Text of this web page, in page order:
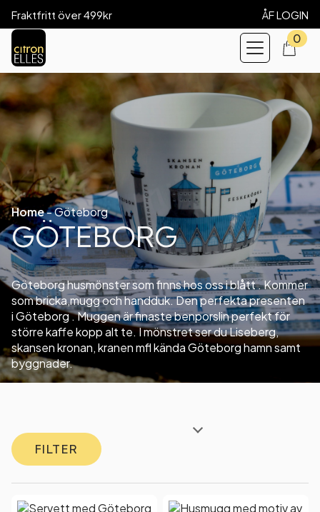
Fraktfritt över 499kr ÅF LOGIN
0
Home-Göteborg
GÖTEBORG
Göteborg husmönster som finns hos oss i blått . Kommer
som bricka,mugg och handduk. Den perfekta presenten
i Göteborg . Muggen är finaste benporslin perfekt för
större kaffe kopp alt te. I mönstret ser du Liseberg,
skansen kronan, kranen mfl kända Göteborg hamn samt
byggnader.
FILTER